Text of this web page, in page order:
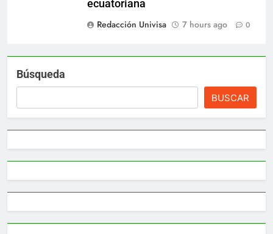
ecuatoriana
Redacción Univisa
7 hours ago 0
Búsqueda
BUSCAR